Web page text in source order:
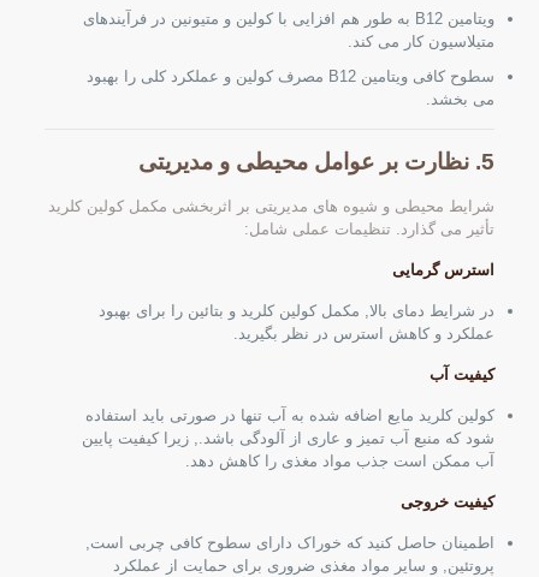
ویتامین B12 به طور هم افزایی با کولین و متیونین در فرآیندهای
متیلاسیون کار می کند.
سطوح کافی ویتامین B12 مصرف کولین و عملکرد کلی را بهبود
می بخشد.
5. نظارت بر عوامل محیطی و مدیریتی
شرایط محیطی و شیوه های مدیریتی بر اثربخشی مکمل کولین کلرید
تأثیر می گذارد. تنظیمات عملی شامل:
استرس گرمایی
در شرایط دمای بالا, مکمل کولین کلرید و بتائین را برای بهبود
عملکرد و کاهش استرس در نظر بگیرید.
کیفیت آب
کولین کلرید مایع اضافه شده به آب تنها در صورتی باید استفاده
شود که منبع آب تمیز و عاری از آلودگی باشد., زیرا کیفیت پایین
آب ممکن است جذب مواد مغذی را کاهش دهد.
کیفیت خروجی
اطمینان حاصل کنید که خوراک دارای سطوح کافی چربی است,
پروتئين, و سایر مواد مغذی ضروری برای حمایت از عملکرد